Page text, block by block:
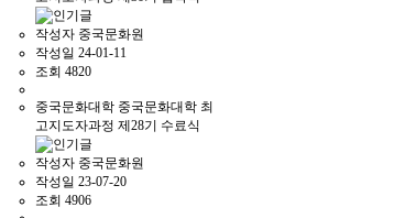
작성자 중국문화원
작성일 24-01-11
조회 4820
중국문화대학 중국문화대학 최
고지도자과정 제28기 수료식
작성자 중국문화원
작성일 23-07-20
조회 4906